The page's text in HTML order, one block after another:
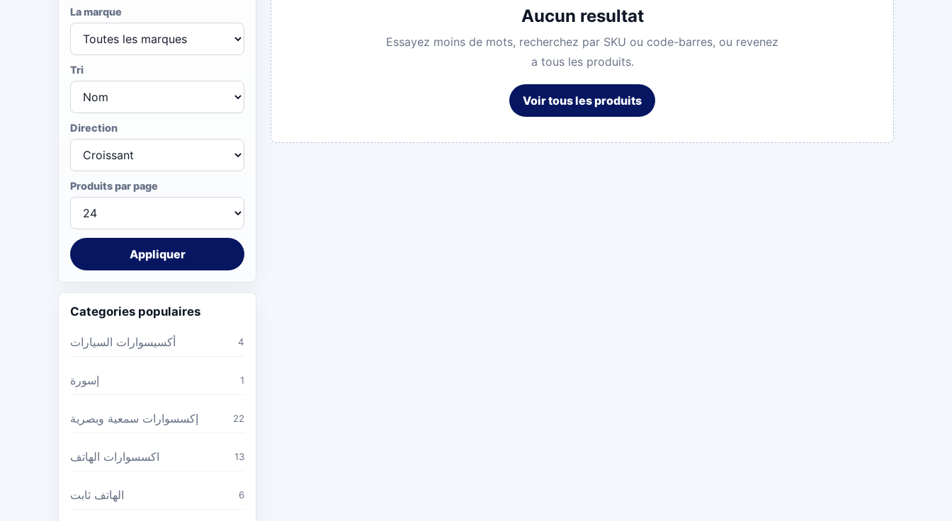
La marque
Tri
Direction
Produits par page
Appliquer
Categories populaires
أكسيسوارات السيارات 4
إسورة 1
إكسسوارات سمعية وبصرية 22
اكسسوارات الهاتف 13
الهاتف ثابت 6
Aucun resultat
Essayez moins de mots, recherchez par SKU ou code-barres, ou revenez
a tous les produits.
Voir tous les produits